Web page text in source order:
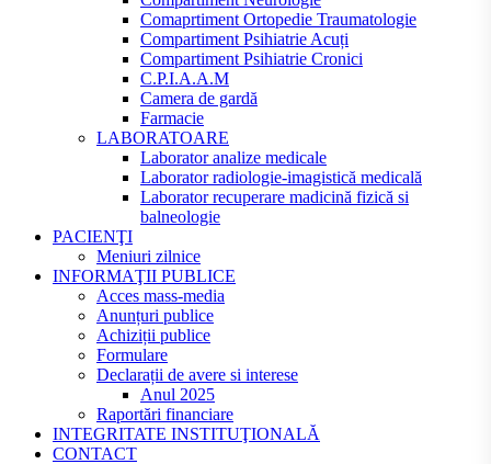
Comaprtiment Ortopedie Traumatologie
Compartiment Psihiatrie Acuți
Compartiment Psihiatrie Cronici
C.P.I.A.A.M
Camera de gardă
Farmacie
LABORATOARE
Laborator analize medicale
Laborator radiologie-imagistică medicală
Laborator recuperare madicină fizică si
balneologie
PACIENŢI
Meniuri zilnice
INFORMAŢII PUBLICE
Acces mass-media
Anunțuri publice
Achiziții publice
Formulare
Declarații de avere si interese
Anul 2025
Raportări financiare
INTEGRITATE INSTITUŢIONALĂ
CONTACT